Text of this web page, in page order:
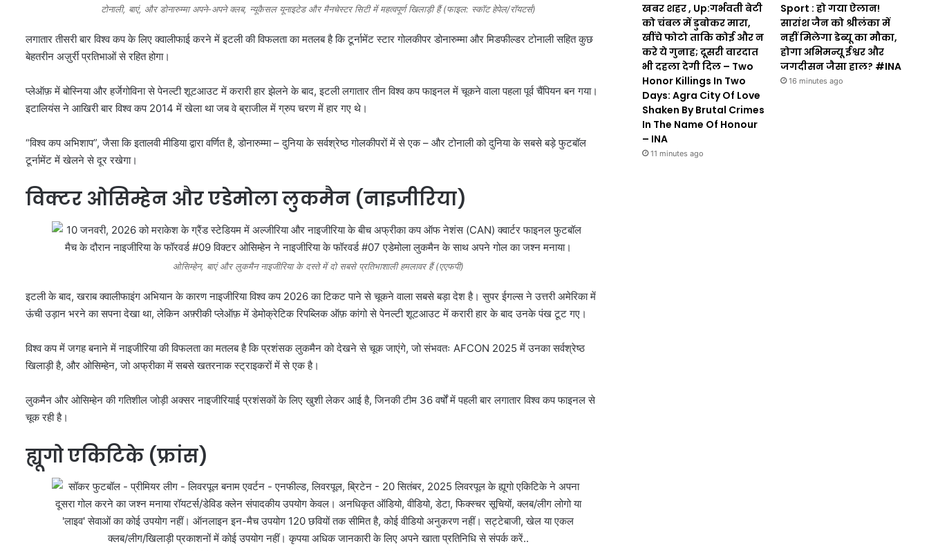
टोनाली, बाएं, और डोनारुम्मा अपने-अपने क्लब, न्यूकैसल यूनाइटेड और मैनचेस्टर सिटी में महत्वपूर्ण खिलाड़ी हैं (फाइल: स्कॉट हेपेल/रॉयटर्स)
लगातार तीसरी बार विश्व कप के लिए क्वालीफाई करने में इटली की विफलता का मतलब है कि टूर्नामेंट स्टार गोलकीपर डोनारुम्मा और मिडफील्डर टोनाली सहित कुछ
बेहतरीन अज़ुर्री प्रतिभाओं से रहित होगा।
प्लेऑफ़ में बोस्निया और हर्जेगोविना से पेनल्टी शूटआउट में करारी हार झेलने के बाद, इटली लगातार तीन विश्व कप फाइनल में चूकने वाला पहला पूर्व चैंपियन बन गया।
इटालियंस ने आखिरी बार विश्व कप 2014 में खेला था जब वे ब्राजील में ग्रुप चरण में हार गए थे।
“विश्व कप अभिशाप”, जैसा कि इतालवी मीडिया द्वारा वर्णित है, डोनारुम्मा – दुनिया के सर्वश्रेष्ठ गोलकीपरों में से एक – और टोनाली को दुनिया के सबसे बड़े फुटबॉल
टूर्नामेंट में खेलने से दूर रखेगा।
विक्टर ओसिम्हेन और एडेमोला लुकमैन (नाइजीरिया)
ओसिम्हेन, बाएं और लुकमैन नाइजीरिया के दस्ते में दो सबसे प्रतिभाशाली हमलावर हैं (एएफपी)
इटली के बाद, खराब क्वालीफाइंग अभियान के कारण नाइजीरिया विश्व कप 2026 का टिकट पाने से चूकने वाला सबसे बड़ा देश है। सुपर ईगल्स ने उत्तरी अमेरिका में
ऊंची उड़ान भरने का सपना देखा था, लेकिन अफ़्रीकी प्लेऑफ़ में डेमोक्रेटिक रिपब्लिक ऑफ़ कांगो से पेनल्टी शूटआउट में करारी हार के बाद उनके पंख टूट गए।
विश्व कप में जगह बनाने में नाइजीरिया की विफलता का मतलब है कि प्रशंसक लुकमैन को देखने से चूक जाएंगे, जो संभवतः AFCON 2025 में उनका सर्वश्रेष्ठ
खिलाड़ी है, और ओसिम्हेन, जो अफ्रीका में सबसे खतरनाक स्ट्राइकरों में से एक है।
लुकमैन और ओसिम्हेन की गतिशील जोड़ी अक्सर नाइजीरियाई प्रशंसकों के लिए खुशी लेकर आई है, जिनकी टीम 36 वर्षों में पहली बार लगातार विश्व कप फाइनल से
चूक रही है।
ह्यूगो एकिटिके (फ्रांस)
खबर शहर , Up:गर्भवती बेटी
को चंबल में डुबोकर मारा,
खींचे फोटो ताकि कोई और न
करे ये गुनाह; दूसरी वारदात
भी दहला देगी दिल – Two
Honor Killings In Two
Days: Agra City Of Love
Shaken By Brutal Crimes
In The Name Of Honour
– INA
11 minutes ago
Sport : हो गया ऐलान!
सारांश जैन को श्रीलंका में
नहीं मिलेगा डेब्यू का मौका,
होगा अभिमन्यू ईश्वर और
जगदीसन जैसा हाल? #INA
16 minutes ago